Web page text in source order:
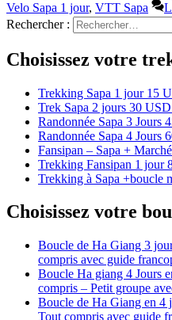
Velo Sapa 1 jour, VTT Sapa
Rechercher :
Choisissez votre
Trekking Sapa 1 jour 15
Trek Sapa 2 jours 30
Randonnée Sapa 3 Jours
Randonnée Sapa 4 Jours
Fansipan – Sapa +
Trekking Fansipan 1 jour
Trekking à Sapa +boucle
Choisissez votre
Boucle de Ha Giang 3
compris avec guide
Boucle Ha giang 4 Jours
compris – Petit groupe
Boucle de Ha Giang en 4
Tout compris avec guide